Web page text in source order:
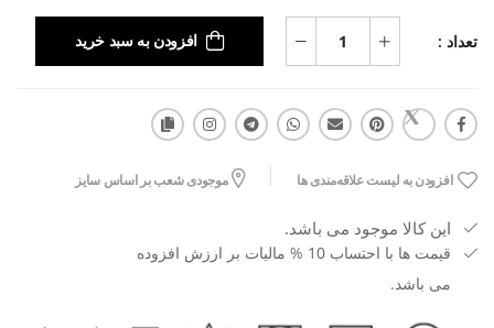
تعداد : افزودن به سبد خرید
افزودن به لیست علاقه‌مندی ها موجودی شعب بر اساس سایز
این کالا موجود می باشد.
قیمت ها با احتساب 10 % مالیات بر ارزش افزوده
می باشد.